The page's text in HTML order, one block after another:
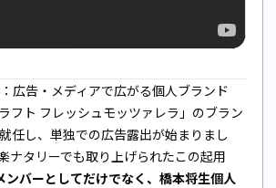
広告・メディアで広がる個人ブランド
フト フレッシュモッツァレラ」のブラン
任し、単独での広告露出が始まりまし
ナタリーでも取り上げられたこの起用
バーとしてだけでなく、橋本将生個人